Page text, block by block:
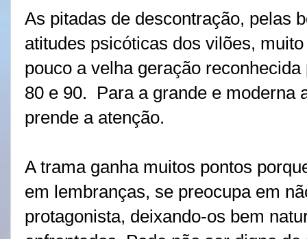
As pitadas de descontração, pelas
atitudes psicóticas dos vilões,
pouco a velha geração
80 e 90. Para a grande e moderna
prende a atenção.
A trama ganha muitos pontos
em lembranças, se preocupa em
protagonista, deixando-os bem